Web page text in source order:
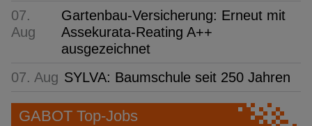
07.
Aug
Gartenbau-Versicherung: Erneut mit
Assekurata-Reating A++
ausgezeichnet
07. Aug SYLVA: Baumschule seit 250 Jahren
GABOT Top-Jobs